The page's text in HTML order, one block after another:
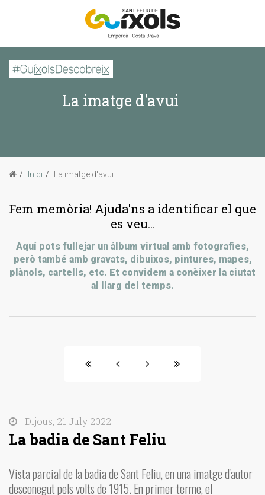
La imatge d'avui
Inici La imatge d'avui
Fem memòria! Ajuda'ns a identificar el que
es veu...
Aquí pots fullejar un álbum virtual amb fotografies,
però també amb gravats, dibuixos, pintures, mapes,
plànols, cartells, etc. Et convidem a conèixer la ciutat
al llarg del temps.
Dijous, 21 July 2022
La badia de Sant Feliu
Vista parcial de la badia de Sant Feliu, en una imatge d'autor
desconegut pels volts de 1915. En primer terme, el
Inici
Passejades